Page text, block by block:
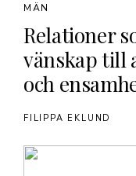
Relationer
vänskap till
och
MÄN
FILIPPA EKLUND